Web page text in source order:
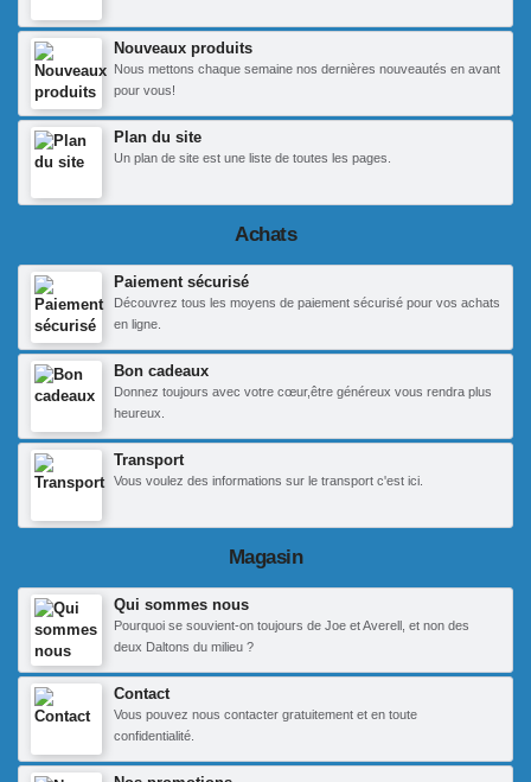
Nouveaux produits
Nous mettons chaque semaine nos dernières nouveautés en avant
pour vous!
Plan du site
Un plan de site est une liste de toutes les pages.
Achats
Paiement sécurisé
Découvrez tous les moyens de paiement sécurisé pour vos achats
en ligne.
Bon cadeaux
Donnez toujours avec votre cœur,être généreux vous rendra plus
heureux.
Transport
Vous voulez des informations sur le transport c'est ici.
Magasin
Qui sommes nous
Pourquoi se souvient-on toujours de Joe et Averell, et non des
deux Daltons du milieu ?
Contact
Vous pouvez nous contacter gratuitement et en toute
confidentialité.